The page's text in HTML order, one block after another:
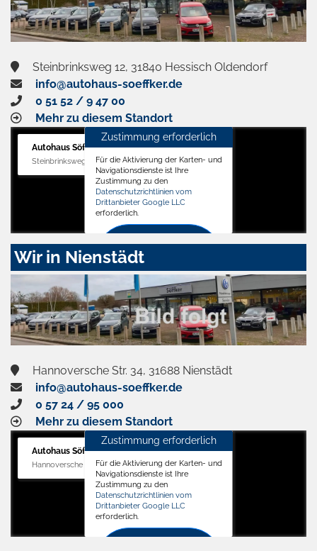
Steinbrinksweg 12, 31840 Hessisch Oldendorf
info@autohaus-soeffker.de
0 51 52 / 9 47 00
Mehr zu diesem Standort
Autohaus Söffker GmbH
Steinbrinksweg 12, 31840 Hessisch Oldendorf
Zustimmung erforderlich
Für die Aktivierung der Karten- und
Navigationsdienste ist Ihre
Zustimmung zu den
Datenschutzrichtlinien vom
Drittanbieter Google LLC
erforderlich.
Zustimmen
aktivieren
Wir in Nienstädt
Hannoversche Str. 34, 31688 Nienstädt
info@autohaus-soeffker.de
0 57 24 / 95 000
Mehr zu diesem Standort
Autohaus Söffker GmbH
Hannoversche Str. 34, 31688 Nienstädt
Zustimmung erforderlich
Für die Aktivierung der Karten- und
Navigationsdienste ist Ihre
Zustimmung zu den
Datenschutzrichtlinien vom
Drittanbieter Google LLC
erforderlich.